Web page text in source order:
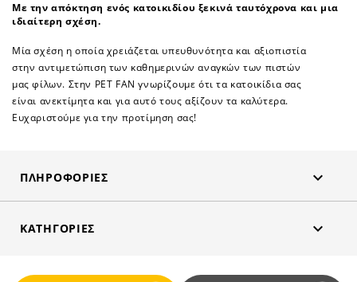
Με την απόκτηση ενός κατοικιδίου ξεκινά ταυτόχρονα και μια
ιδιαίτερη σχέση.
Μία σχέση η οποία χρειάζεται υπευθυνότητα και αξιοπιστία
στην αντιμετώπιση των καθημερινών αναγκών των πιστών
μας φίλων. Στην PET FAN γνωρίζουμε ότι τα κατοικίδια σας
είναι ανεκτίμητα και για αυτό τους αξίζουν τα καλύτερα.
Ευχαριστούμε για την προτίμηση σας!
ΠΛΗΡΟΦΟΡΊΕΣ 
ΚΑΤΗΓΟΡΊΕΣ 